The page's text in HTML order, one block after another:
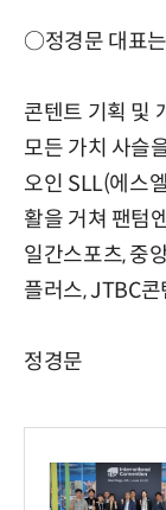
○정경문 대표
콘텐트 기획 및
모든 가치 사슬
오인 SLL(에스
활을 거쳐 팬텀
일간스포츠, 중
플러스, JTBC
정경문